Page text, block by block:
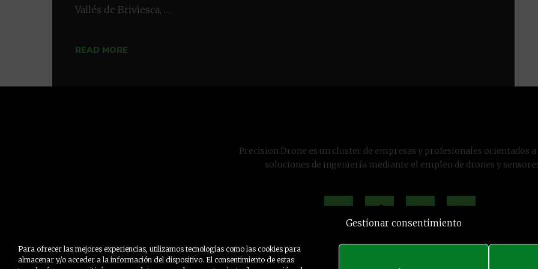
Gestionar consentimiento
Para ofrecer las mejores experiencias, utilizamos tecnologías como las cookies para
almacenar y/o acceder a la información del dispositivo. El consentimiento de estas
Vallés de Briviesca, …
READ MORE
Precision Drone es un cluster de empresas y profesionales orientados
soluciones de ingeniería mediante el empleo de drones y